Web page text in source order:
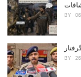
s
:
BY
BY